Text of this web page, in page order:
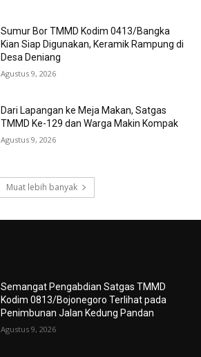
Sumur Bor TMMD Kodim 0413/Bangka
Kian Siap Digunakan, Keramik Rampung di
Desa Deniang
Agustus 9, 2026
Dari Lapangan ke Meja Makan, Satgas
TMMD Ke-129 dan Warga Makin Kompak
Agustus 9, 2026
Muat lebih banyak
Semangat Pengabdian Satgas TMMD
Kodim 0813/Bojonegoro Terlihat pada
Penimbunan Jalan Kedung Pandan
Agustus 9, 2026